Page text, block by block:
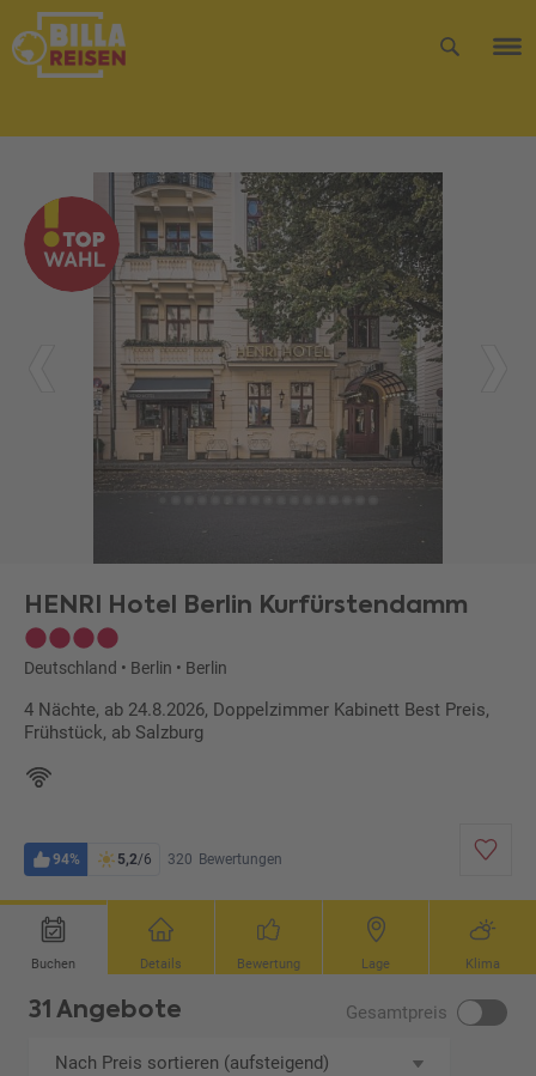
HENRI Hotel Berlin Kurfürstendamm
Deutschland • Berlin • Berlin
4 Nächte, ab 24.8.2026, Doppelzimmer Kabinett Best Preis,
Frühstück, ab Salzburg
94% 5,2/6 320 Bewertungen
Buchen Details Bewertung Lage Klima
31 Angebote Gesamtpreis
Nach Preis sortieren (aufsteigend)